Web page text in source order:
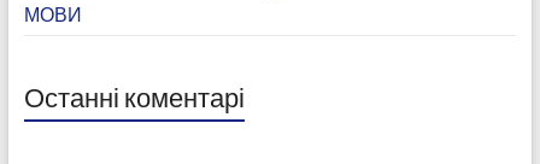
МОВИ
Останні коментарі